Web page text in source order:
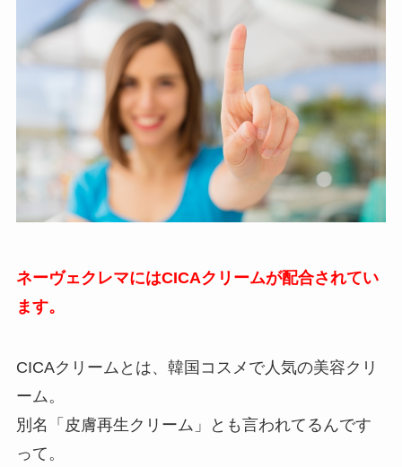
ネーヴェクレマにはCICAクリームが配合されてい
ます。
CICAクリームとは、韓国コスメで人気の美容クリ
ーム。
別名「皮膚再生クリーム」とも言われてるんです
って。